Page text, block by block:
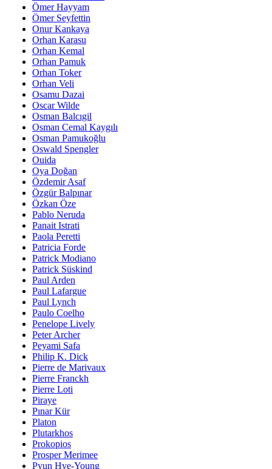
Ömer Hayyam
Ömer Seyfettin
Onur Kankaya
Orhan Karasu
Orhan Kemal
Orhan Pamuk
Orhan Toker
Orhan Veli
Osamu Dazai
Oscar Wilde
Osman Balcıgil
Osman Cemal Kaygılı
Osman Pamukoğlu
Oswald Spengler
Ouida
Oya Doğan
Özdemir Asaf
Özgür Balpınar
Özkan Öze
Pablo Neruda
Panait Istrati
Paola Peretti
Patricia Forde
Patrick Modiano
Patrick Süskind
Paul Arden
Paul Lafargue
Paul Lynch
Paulo Coelho
Penelope Lively
Peter Archer
Peyami Safa
Philip K. Dick
Pierre de Marivaux
Pierre Franckh
Pierre Loti
Piraye
Pınar Kür
Platon
Plutarkhos
Prokopios
Prosper Merimee
Pyun Hye-Young